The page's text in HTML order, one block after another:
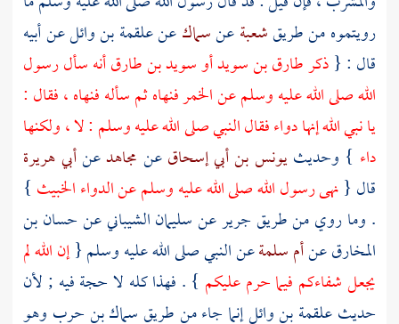
رويتموه من طريقشعبةعنسماكعنعلقمة بن وائلعن أبيه
قال : {ذكرطارق بن سويدأوسويد بن طارقأنه سأل رسول
الله صلى الله عليه وسلم عن الخمر فنهاه ثم سأله فنهاه ، فقال :
يا نبي الله إنها دواء فقال النبي صلى الله عليه وسلم : لا ، ولكنها
داء } وحديثيونس بن أبي إسحاقعن مجاهدعنأبي هريرة
قال {نهى رسول الله صلى الله عليه وسلم عن الدواء الخبيث }
. وما روي من طريقجريرعنسليمان الشيبانيعنحسان بن
المخارقعنأم سلمةعن النبي صلى الله عليه وسلم {إن الله لم
يجعل شفاءكم فيما حرم عليكم } . فهذا كله لا حجة فيه ; لأن
حديثعلقمة بن وائلإنما جاء من طريقسماك بن حرب وهو